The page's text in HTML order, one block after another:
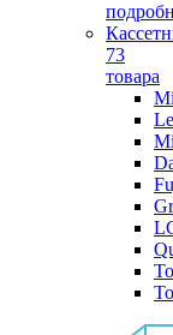
73
товара